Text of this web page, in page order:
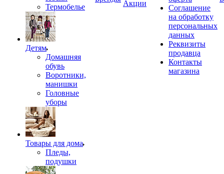
Термобелье
Детям
Домашняя
обувь
Воротники,
манишки
Головные
уборы
Товары для дома
Пледы,
подушки
Акции
Соглашение
на обработку
персональных
данных
Реквизиты
продавца
Контакты
магазина